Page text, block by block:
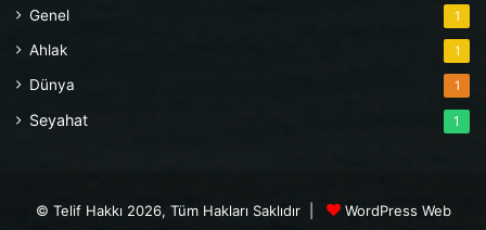
Genel 1
Ahlak 1
Dünya 1
Seyahat 1
© Telif Hakkı 2026, Tüm Hakları Saklıdır | WordPress Web